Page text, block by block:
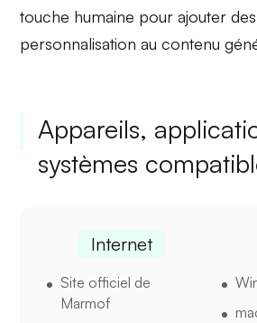
touche humaine pour ajouter
personnalisation au contenu
Appareils,
systèmes
Internet
Site officiel de
Marmof